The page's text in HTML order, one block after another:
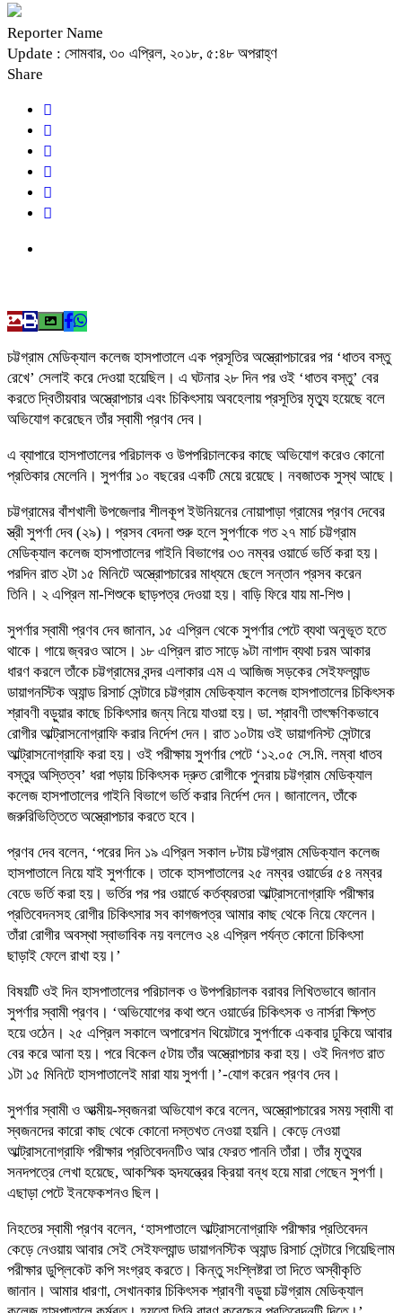
Reporter Name
Update : সোমবার, ৩০ এপ্রিল, ২০১৮, ৫:৪৮ অপরাহ্ণ
Share
চট্টগ্রাম মেডিক্যাল কলেজ হাসপাতালে এক প্রসূতির অস্ত্রোপচারের পর ‘ধাতব বস্তু
রেখে’ সেলাই করে দেওয়া হয়েছিল। এ ঘটনার ২৮ দিন পর ওই ‘ধাতব বস্তু’ বের
করতে দ্বিতীয়বার অস্ত্রোপচার এবং চিকিৎসায় অবহেলায় প্রসূতির মৃত্যু হয়েছে বলে
অভিযোগ করেছেন তাঁর স্বামী প্রণব দেব।
এ ব্যাপারে হাসপাতালের পরিচালক ও উপপরিচালকের কাছে অভিযোগ করেও কোনো
প্রতিকার মেলেনি। সুপর্ণার ১০ বছরের একটি মেয়ে রয়েছে। নবজাতক সুস্থ আছে।
চট্টগ্রামের বাঁশখালী উপজেলার শীলকূপ ইউনিয়নের নোয়াপাড়া গ্রামের প্রণব দেবের
স্ত্রী সুপর্ণা দেব (২৯)। প্রসব বেদনা শুরু হলে সুপর্ণাকে গত ২৭ মার্চ চট্টগ্রাম
মেডিক্যাল কলেজ হাসপাতালের গাইনি বিভাগের ৩৩ নম্বর ওয়ার্ডে ভর্তি করা হয়।
পরদিন রাত ২টা ১৫ মিনিটে অস্ত্রোপচারের মাধ্যমে ছেলে সন্তান প্রসব করেন
তিনি। ২ এপ্রিল মা-শিশুকে ছাড়পত্র দেওয়া হয়। বাড়ি ফিরে যায় মা-শিশু।
সুপর্ণার স্বামী প্রণব দেব জানান, ১৫ এপ্রিল থেকে সুপর্ণার পেটে ব্যথা অনুভূত হতে
থাকে। গায়ে জ্বরও আসে। ১৮ এপ্রিল রাত সাড়ে ৯টা নাগাদ ব্যথা চরম আকার
ধারণ করলে তাঁকে চট্টগ্রামের বন্দর এলাকার এম এ আজিজ সড়কের সেইফল্যান্ড
ডায়াগনস্টিক অ্যান্ড রিসার্চ সেন্টারে চট্টগ্রাম মেডিক্যাল কলেজ হাসপাতালের চিকিৎসক
শ্রাবণী বড়ুয়ার কাছে চিকিৎসার জন্য নিয়ে যাওয়া হয়। ডা. শ্রাবণী তাৎক্ষণিকভাবে
রোগীর আল্ট্রাসনোগ্রাফি করার নির্দেশ দেন। রাত ১০টায় ওই ডায়াগনিস্ট সেন্টারে
আল্ট্রাসনোগ্রাফি করা হয়। ওই পরীক্ষায় সুপর্ণার পেটে ‘১২.০৫ সে.মি. লম্বা ধাতব
বস্তুর অস্তিত্ব’ ধরা পড়ায় চিকিৎসক দ্রুত রোগীকে পুনরায় চট্টগ্রাম মেডিক্যাল
কলেজ হাসপাতালের গাইনি বিভাগে ভর্তি করার নির্দেশ দেন। জানালেন, তাঁকে
জরুরিভিত্তিতে অস্ত্রোপচার করতে হবে।
প্রণব দেব বলেন, ‘পরের দিন ১৯ এপ্রিল সকাল ৮টায় চট্টগ্রাম মেডিক্যাল কলেজ
হাসপাতালে নিয়ে যাই সুপর্ণাকে। তাকে হাসপাতালের ২৫ নম্বর ওয়ার্ডের ৫৪ নম্বর
বেডে ভর্তি করা হয়। ভর্তির পর পর ওয়ার্ডে কর্তব্যরতরা আল্ট্রাসনোগ্রাফি পরীক্ষার
প্রতিবেদনসহ রোগীর চিকিৎসার সব কাগজপত্র আমার কাছ থেকে নিয়ে ফেলেন।
তাঁরা রোগীর অবস্থা স্বাভাবিক নয় বললেও ২৪ এপ্রিল পর্যন্ত কোনো চিকিৎসা
ছাড়াই ফেলে রাখা হয়।’
বিষয়টি ওই দিন হাসপাতালের পরিচালক ও উপপরিচালক বরাবর লিখিতভাবে জানান
সুপর্ণার স্বামী প্রণব। ‘অভিযোগের কথা শুনে ওয়ার্ডের চিকিৎসক ও নার্সরা ক্ষিপ্ত
হয়ে ওঠেন। ২৫ এপ্রিল সকালে অপারেশন থিয়েটারে সুপর্ণাকে একবার ঢুকিয়ে আবার
বের করে আনা হয়। পরে বিকেল ৫টায় তাঁর অস্ত্রোপচার করা হয়। ওই দিনগত রাত
১টা ১৫ মিনিটে হাসপাতালেই মারা যায় সুপর্ণা।’-যোগ করেন প্রণব দেব।
সুপর্ণার স্বামী ও আত্মীয়-স্বজনরা অভিযোগ করে বলেন, অস্ত্রোপচারের সময় স্বামী বা
স্বজনদের কারো কাছ থেকে কোনো দস্তখত নেওয়া হয়নি। কেড়ে নেওয়া
আল্ট্রাসনোগ্রাফি পরীক্ষার প্রতিবেদনটিও আর ফেরত পাননি তাঁরা। তাঁর মৃত্যুর
সনদপত্রে লেখা হয়েছে, আকস্মিক হৃদযন্ত্রের ক্রিয়া বন্ধ হয়ে মারা গেছেন সুপর্ণা।
এছাড়া পেটে ইনফেকশনও ছিল।
নিহতের স্বামী প্রণব বলেন, ‘হাসপাতালে আল্ট্রাসনোগ্রাফি পরীক্ষার প্রতিবেদন
কেড়ে নেওয়ায় আবার সেই সেইফল্যান্ড ডায়াগনস্টিক অ্যান্ড রিসার্চ সেন্টারে গিয়েছিলাম
পরীক্ষার ডুপ্লিকেট কপি সংগ্রহ করতে। কিন্তু সংশ্লিষ্টরা তা দিতে অস্বীকৃতি
জানান। আমার ধারণা, সেখানকার চিকিৎসক শ্রাবণী বড়ুয়া চট্টগ্রাম মেডিক্যাল